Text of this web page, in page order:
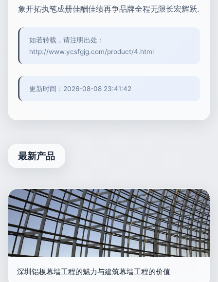
象开拓执笔成册佳酬佳绩再争品牌全程无限长宏辉跃.
如若转载，请注明出处：
http://www.ycsfgjg.com/product/4.html
更新时间：2026-08-08 23:41:42
最新产品
深圳铝板幕墙工程的魅力与建筑幕墙工程的价值